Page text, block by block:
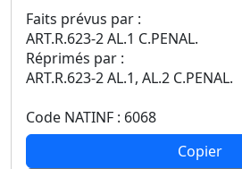
Faits prévus par :
ART.R.623-2 AL.1 C.PENAL.
Réprimés par :
ART.R.623-2 AL.1, AL.2 C.PENAL.
Code NATINF : 6068
Copier